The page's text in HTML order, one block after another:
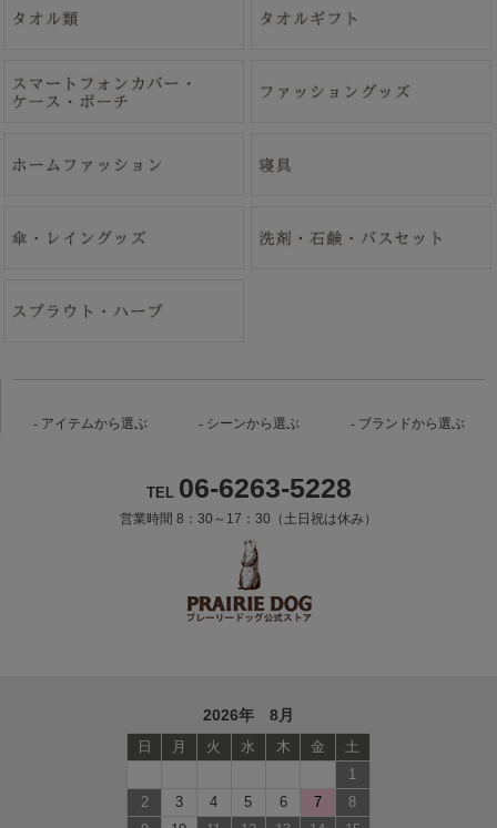
アイテムから選ぶ シーンから選ぶ ブランドから選ぶ
TEL 06-6263-5228
営業時間 8：30～17：30（土日祝は休み）
2026年 8月
日 月 火 水 木 金
土
1
2
3 4 5 6 7
8